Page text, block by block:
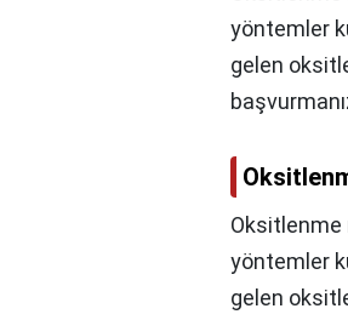
yöntemler
gelen
Oksitlenme
yöntemler
gelen